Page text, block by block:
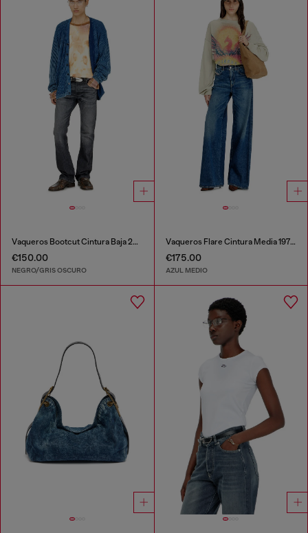
Vaqueros Bootcut Cintura Baja 2007 Zatiny
€150.00
NEGRO/GRIS OSCURO
Vaqueros Flare Cintura Media 1978 D-Akemi
€175.00
AZUL MEDIO